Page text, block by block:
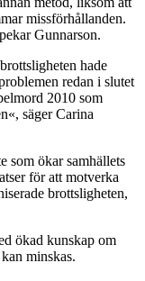
missförhållanden.
Gunnarson.
hade
redan i slutet
2010 som
säger Carina
som ökar samhällets
för att motverka
brottsligheten,
ökad kunskap om
minskas.